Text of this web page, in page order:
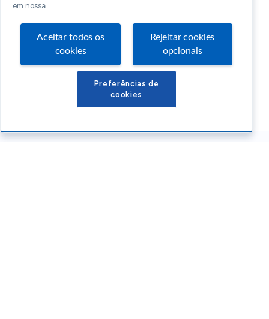
em nossa
Aceitar todos os
cookies
Rejeitar cookies
opcionais
Preferências de
cookies